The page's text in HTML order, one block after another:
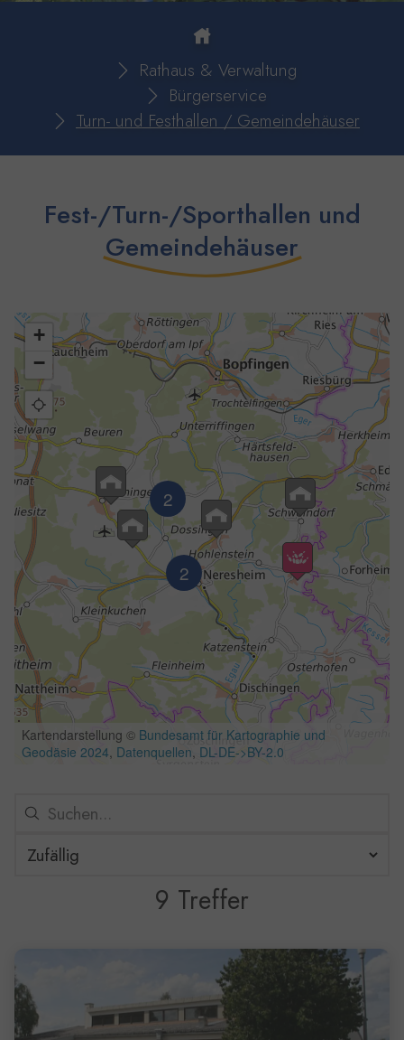
Rathaus & Verwaltung
Bürgerservice
Turn- und Festhallen / Gemeindehäuser
Fest-/Turn-/Sporthallen und
Gemeindehäuser
9 Treffer